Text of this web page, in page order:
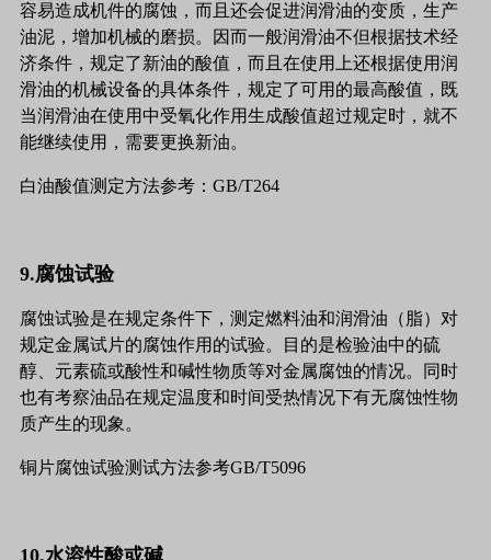
容易造成机件的腐蚀，而且还会促进润滑油的变质，生产
油泥，增加机械的磨损。因而一般润滑油不但根据技术经
济条件，规定了新油的酸值，而且在使用上还根据使用润
滑油的机械设备的具体条件，规定了可用的最高酸值，既
当润滑油在使用中受氧化作用生成酸值超过规定时，就不
能继续使用，需要更换新油。
白油酸值测定方法参考：GB/T264
9.腐蚀试验
腐蚀试验是在规定条件下，测定燃料油和润滑油（脂）对
规定金属试片的腐蚀作用的试验。目的是检验油中的硫
醇、元素硫或酸性和碱性物质等对金属腐蚀的情况。同时
也有考察油品在规定温度和时间受热情况下有无腐蚀性物
质产生的现象。
铜片腐蚀试验测试方法参考GB/T5096
10.水溶性酸或碱